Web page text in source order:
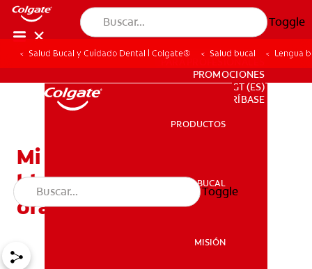
Toggle
SALUD BUCAL
PARA PROFESIONALES
PROMOCIONES
GT (ES)
SUSCRÍBASE
PRODUCTOS
SALUD BUCAL
MISIÓN
Toggle
Salud Bucal y Cuidado Dental | Colgate® Salud bucal Lengua
Mi bebé tiene la lengua
blanca: ¿Será candidiasis
oral?